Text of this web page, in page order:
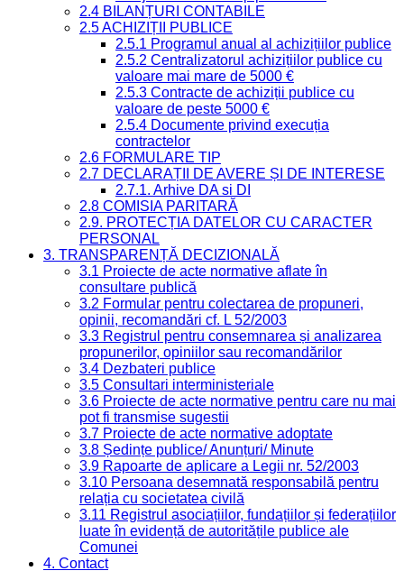
2.4 BILANȚURI CONTABILE
2.5 ACHIZIȚII PUBLICE
2.5.1 Programul anual al achizițiilor publice
2.5.2 Centralizatorul achizițiilor publice cu
valoare mai mare de 5000 €
2.5.3 Contracte de achiziții publice cu
valoare de peste 5000 €
2.5.4 Documente privind execuția
contractelor
2.6 FORMULARE TIP
2.7 DECLARAȚII DE AVERE ȘI DE INTERESE
2.7.1. Arhive DA si DI
2.8 COMISIA PARITARĂ
2.9. PROTECȚIA DATELOR CU CARACTER
PERSONAL
3. TRANSPARENȚĂ DECIZIONALĂ
3.1 Proiecte de acte normative aflate în
consultare publică
3.2 Formular pentru colectarea de propuneri,
opinii, recomandări cf. L 52/2003
3.3 Registrul pentru consemnarea și analizarea
propunerilor, opiniilor sau recomandărilor
3.4 Dezbateri publice
3.5 Consultari interministeriale
3.6 Proiecte de acte normative pentru care nu mai
pot fi transmise sugestii
3.7 Proiecte de acte normative adoptate
3.8 Ședințe publice/ Anunțuri/ Minute
3.9 Rapoarte de aplicare a Legii nr. 52/2003
3.10 Persoana desemnată responsabilă pentru
relația cu societatea civilă
3.11 Registrul asociațiilor, fundațiilor și federațiilor
luate în evidență de autoritățile publice ale
Comunei
4. Contact